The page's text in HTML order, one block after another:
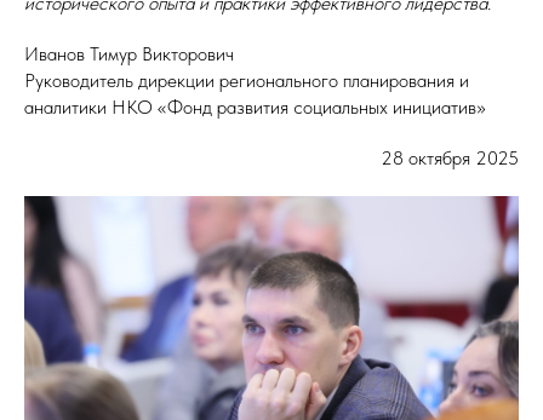
Иванов Тимур Викторович
Руководитель дирекции регионального планирования и
аналитики НКО «Фонд развития социальных инициатив»
28 октября 2025